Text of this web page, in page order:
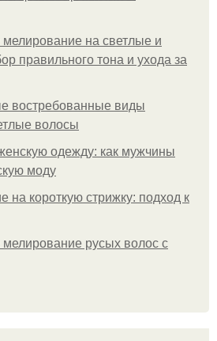
на светлые и
правильного тона и ухода за
востребованные виды
волосы
одежду: как мужчины
моду
на короткую стрижку: подход к
русых волос с